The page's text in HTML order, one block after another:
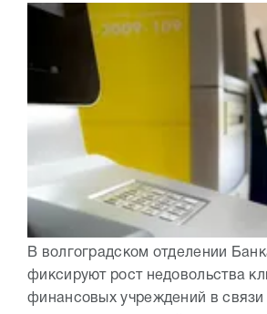
В волгоградском отделении
фиксируют рост недовольства
финансовых учреждений в связи